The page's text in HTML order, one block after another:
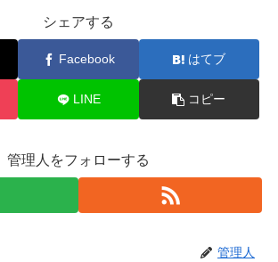
シェアする
Facebook はてブ
LINE コピー
管理人をフォローする
管理人